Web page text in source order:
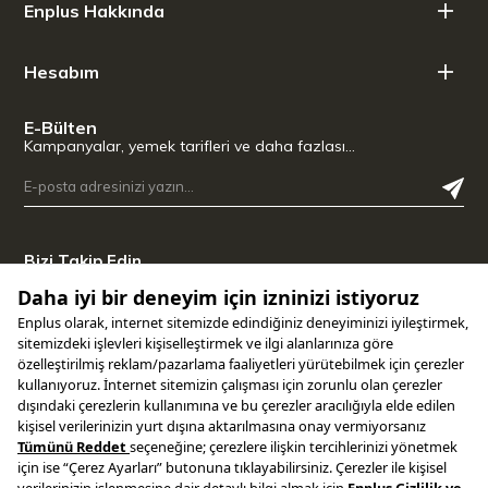
Enplus Hakkında
Hesabım
E-Bülten
Kampanyalar, yemek tarifleri ve daha fazlası…
Bizi Takip Edin
Uygulamamızı İndirin